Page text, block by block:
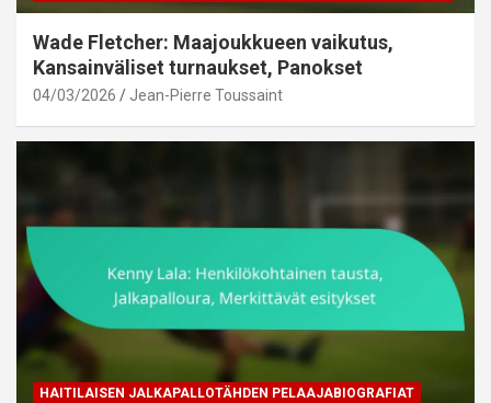
Wade Fletcher: Maajoukkueen vaikutus,
Kansainväliset turnaukset, Panokset
04/03/2026 Jean-Pierre Toussaint
HAITILAISEN JALKAPALLOTÄHDEN PELAAJABIOGRAFIAT